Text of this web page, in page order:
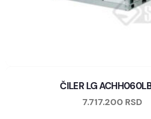
ČILER LG
7.717.200 RSD